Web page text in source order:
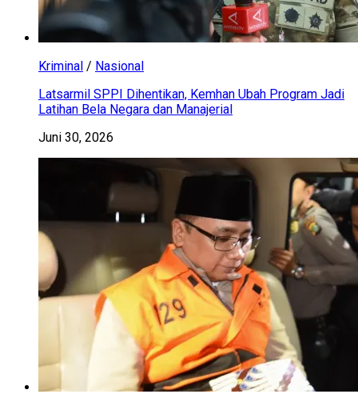
Kriminal / Nasional
Latsarmil SPPI Dihentikan, Kemhan Ubah Program Jadi
Latihan Bela Negara dan Manajerial
Juni 30, 2026